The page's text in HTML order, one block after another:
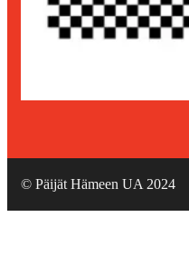
© Päijät Hämeen UA 2024